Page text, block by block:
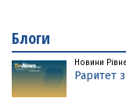
Блоги
Новини
Раритет